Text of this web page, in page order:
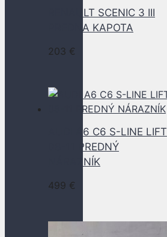
RENAULT SCENIC 3 III
PREDNA KAPOTA
203 €
AUDI A6 C6 S-LINE LIFT
08-11 PREDNÝ
NÁRAZNÍK
499 €